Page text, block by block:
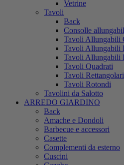
Vetrine
Tavoli
Back
Consolle
Tavoli Allungabili
Tavoli Allungabili
Tavoli Allungabili
Tavoli Quadrati
Tavoli Rettangolari
Tavoli Rotondi
Tavolini da Salotto
ARREDO GIARDINO
Back
Amache e Dondoli
Barbecue e accessori
Casette
Complementi da esterno
Cuscini